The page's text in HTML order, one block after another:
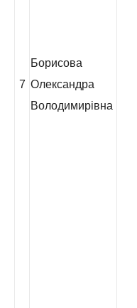
7
Борисова
Олександра
Володимирівна